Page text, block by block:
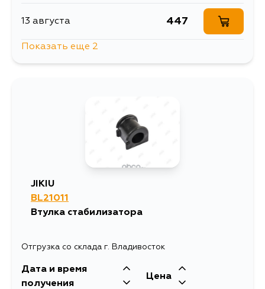
13 августа 447
Показать еще 2
JIKIU
BL21011
Втулка стабилизатора
Отгрузка со склада г. Владивосток
Дата и время
получения
Цена